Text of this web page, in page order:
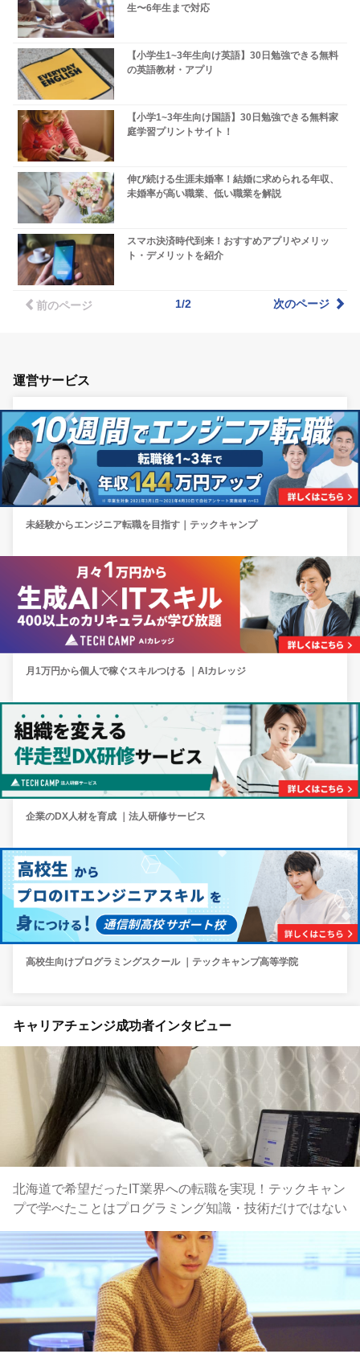
生〜6年生まで対応
【小学生1~3年生向け英語】30日勉強できる無料
の英語教材・アプリ
【小学1~3年生向け国語】30日勉強できる無料家
庭学習プリントサイト！
伸び続ける生涯未婚率！結婚に求められる年収、
未婚率が高い職業、低い職業を解説
スマホ決済時代到来！おすすめアプリやメリッ
ト・デメリットを紹介
前のページ 1/2 次のページ
運営サービス
未経験からエンジニア転職を目指す｜テックキャンプ
月1万円から個人で稼ぐスキルつける ｜AIカレッジ
企業のDX人材を育成 ｜法人研修サービス
高校生向けプログラミングスクール ｜テックキャンプ高等学院
キャリアチェンジ成功者インタビュー
北海道で希望だったIT業界への転職を実現！テックキャン
プで学べたことはプログラミング知識・技術だけではない